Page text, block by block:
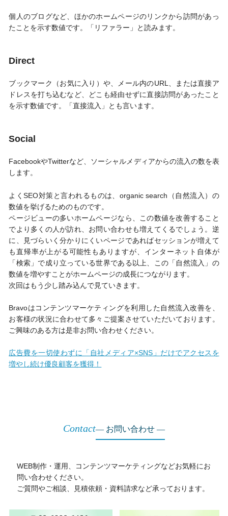
個人のブログなど、ほかのホームページのリンクから訪問があっ
たことを示す数値です。「リファラー」と読みます。
Direct
ブックマーク（お気に入り）や、メール内のURL、または直接ア
ドレスを打ち込むなど、どこも経由せずに直接訪問があったこと
を示す数値です。「直接流入」とも言います。
Social
FacebookやTwitterなど、ソーシャルメディアからの流入の数を表
します。
よくSEO対策と言われるものは、organic search（自然流入）の
数値を挙げるためのものです。
ページビューの多いホームページなら、この数値を改善すること
でより多くの人が訪れ、お問い合わせも増えてくるでしょう。逆
に、見づらいく分かりにくいページであればセッションが増えて
も直帰率が上がる可能性もありますが、インターネット自体が
「検索」で成り立っている世界である以上、この「自然流入」の
数値を増やすことがホームページの成長につながります。
次回はもう少し踏み込んで見ていきます。
Bravoはコンテンツマーケティングを利用した自然流入改善を、
お客様の状況に合わせて多々ご提案させていただいております。
ご興味のある方は是非お問い合わせください。
広告費を一切使わずに「自社メディア×SNS」だけでアクセスを
増やし続け優良顧客を獲得！
Contact お問い合わせ
WEB制作・運用、コンテンツマーケティングなどお気軽にお
問い合わせください。
ご質問やご相談、見積依頼・資料請求など承っております。